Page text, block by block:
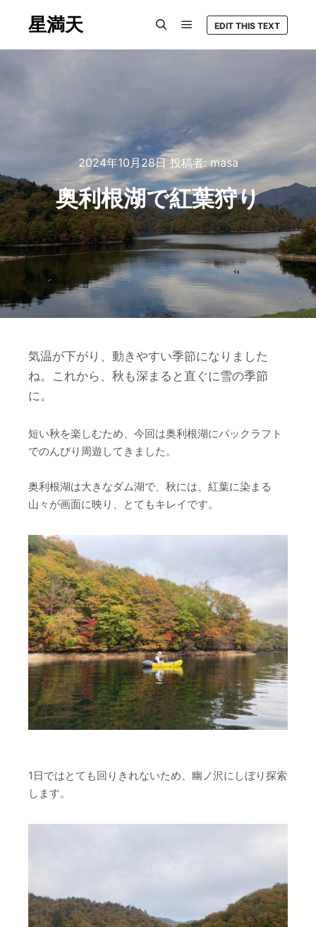
星満天 EDIT THIS TEXT
2024年10月28日投稿者:masa
奥利根湖で紅葉狩り
気温が下がり、動きやすい季節になりました
ね。これから、秋も深まると直ぐに雪の季節
に。
短い秋を楽しむため、今回は奥利根湖にパックラフト
でのんびり周遊してきました。
奥利根湖は大きなダム湖で、秋には、紅葉に染まる
山々が画面に映り、とてもキレイです。
1日ではとても回りきれないため、幽ノ沢にしぼり探索
します。